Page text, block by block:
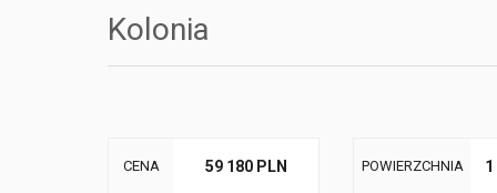
Kolonia
CENA 59 180 PLN POWIERZCHNIA